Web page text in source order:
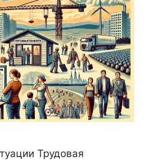
Трудовая